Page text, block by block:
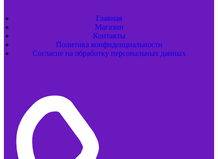
Главная
Магазин
Контакты
Политика конфиденциальности
Согласие на обработку персональных данных